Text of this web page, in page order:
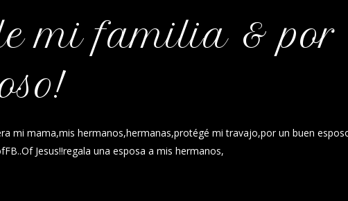
mi familia & por
mi mama,mis hermanos,hermanas,protégé mi travajo,por un buen
Jesus!!regala una esposa a mis hermanos,